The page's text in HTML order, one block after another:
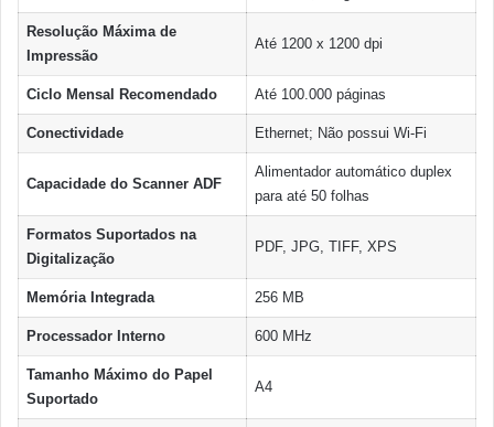
Resolução Máxima de
Impressão
Até 1200 x 1200 dpi
Ciclo Mensal Recomendado Até 100.000 páginas
Conectividade Ethernet; Não possui Wi-Fi
Capacidade do Scanner ADF
Alimentador automático duplex
para até 50 folhas
Formatos Suportados na
Digitalização
PDF, JPG, TIFF, XPS
Memória Integrada 256 MB
Processador Interno 600 MHz
Tamanho Máximo do Papel
Suportado
A4